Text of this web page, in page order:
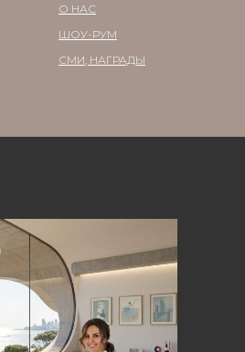
О НАС
ШОУ-РУМ
СМИ, НАГРАДЫ